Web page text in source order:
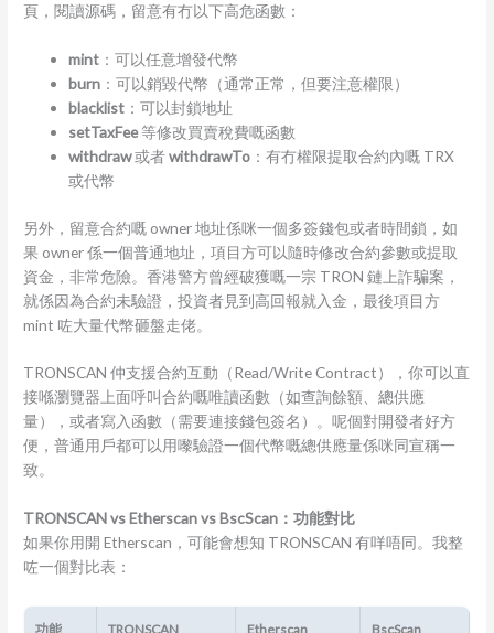
頁，閱讀源碼，留意有冇以下高危函數：
mint ：可以任意增發代幣
burn ：可以銷毀代幣（通常正常，但要注意權限）
blacklist ：可以封鎖地址
setTaxFee等修改買賣稅費嘅函數
withdraw或者withdrawTo ：有冇權限提取合約內嘅 TRX
或代幣
另外，留意合約嘅 owner 地址係咪一個多簽錢包或者時間鎖，如
果 owner 係一個普通地址，項目方可以隨時修改合約參數或提取
資金，非常危險。香港警方曾經破獲嘅一宗 TRON 鏈上詐騙案，
就係因為合約未驗證，投資者見到高回報就入金，最後項目方
mint 咗大量代幣砸盤走佬。
TRONSCAN 仲支援合約互動（Read/Write Contract），你可以直
接喺瀏覽器上面呼叫合約嘅唯讀函數（如查詢餘額、總供應
量），或者寫入函數（需要連接錢包簽名）。呢個對開發者好方
便，普通用戶都可以用嚟驗證一個代幣嘅總供應量係咪同宣稱一
致。
TRONSCAN vs Etherscan vs BscScan：功能對比
如果你用開 Etherscan，可能會想知 TRONSCAN 有咩唔同。我整
咗一個對比表：
功能 TRONSCAN Etherscan BscScan